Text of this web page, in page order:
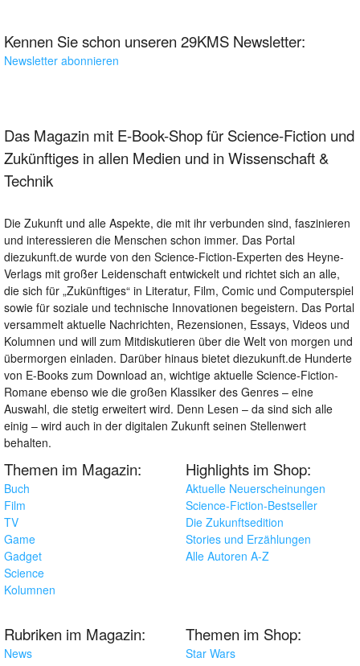
Kennen Sie schon unseren 29KMS Newsletter:
Newsletter abonnieren
Das Magazin mit E-Book-Shop für Science-Fiction und
Zukünftiges in allen Medien und in Wissenschaft &
Technik
Die Zukunft und alle Aspekte, die mit ihr verbunden sind, faszinieren
und interessieren die Menschen schon immer. Das Portal
diezukunft.de wurde von den Science-Fiction-Experten des Heyne-
Verlags mit großer Leidenschaft entwickelt und richtet sich an alle,
die sich für „Zukünftiges“ in Literatur, Film, Comic und Computerspiel
sowie für soziale und technische Innovationen begeistern. Das Portal
versammelt aktuelle Nachrichten, Rezensionen, Essays, Videos und
Kolumnen und will zum Mitdiskutieren über die Welt von morgen und
übermorgen einladen. Darüber hinaus bietet diezukunft.de Hunderte
von E-Books zum Download an, wichtige aktuelle Science-Fiction-
Romane ebenso wie die großen Klassiker des Genres – eine
Auswahl, die stetig erweitert wird. Denn Lesen – da sind sich alle
einig – wird auch in der digitalen Zukunft seinen Stellenwert
behalten.
Themen im Magazin:
Buch
Film
TV
Game
Gadget
Science
Kolumnen
Highlights im Shop:
Aktuelle Neuerscheinungen
Science-Fiction-Bestseller
Die Zukunftsedition
Stories und Erzählungen
Alle Autoren A-Z
Rubriken im Magazin:
News
Themen im Shop:
Star Wars